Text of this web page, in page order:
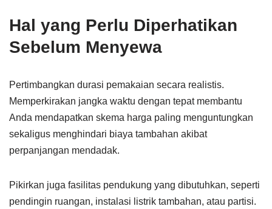
Hal yang Perlu Diperhatikan
Sebelum Menyewa
Pertimbangkan durasi pemakaian secara realistis.
Memperkirakan jangka waktu dengan tepat membantu
Anda mendapatkan skema harga paling menguntungkan
sekaligus menghindari biaya tambahan akibat
perpanjangan mendadak.
Pikirkan juga fasilitas pendukung yang dibutuhkan, seperti
pendingin ruangan, instalasi listrik tambahan, atau partisi.